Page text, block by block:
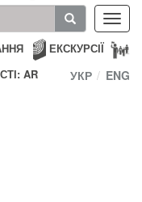
ЕКСКУРСІЇ
AR
УКР ENG